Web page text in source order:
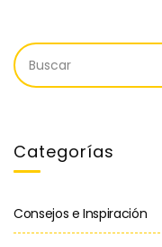
Categorías
Consejos e Inspiración